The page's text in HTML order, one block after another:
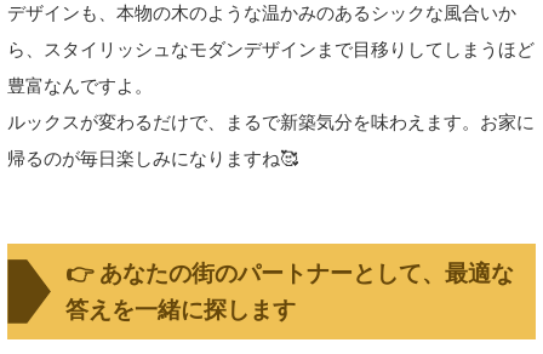
デザインも、本物の木のような温かみのあるシックな風合いか
ら、スタイリッシュなモダンデザインまで目移りしてしまうほど
豊富なんですよ。
ルックスが変わるだけで、まるで新築気分を味わえます。お家に
帰るのが毎日楽しみになりますね🥰
👉 あなたの街のパートナーとして、最適な
答えを一緒に探します